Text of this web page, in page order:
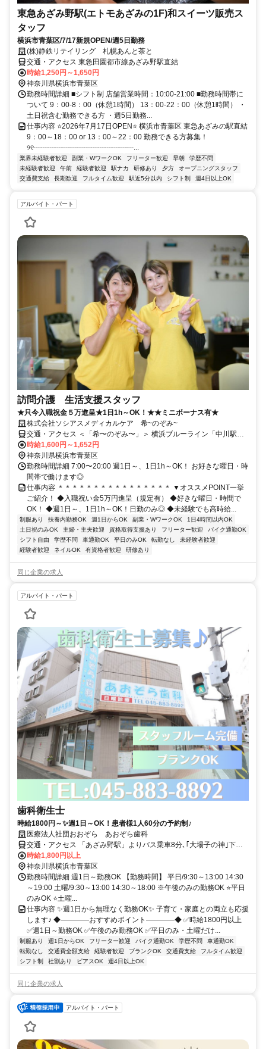
東急あざみ野駅(エトモあざみの1F)和スイーツ販売ス
タッフ
横浜市青葉区/7/17新規OPEN/週5日勤務
(株)静鉄リテイリング 札幌あんと茶と
交通・アクセス 東急田園都市線あざみ野駅直結
時給1,250円～1,650円
神奈川県横浜市青葉区
勤務時間詳細 ■シフト制 店舗営業時間：10:00-21:00 ■勤務時間帯に
ついて 9：00-8：00（休憩1時間） 13：00-22：00（休憩1時間） ・
土日祝含む勤務できる方 ・週5日勤務...
仕事内容 ⭐2026年7月17日OPEN⭐ 横浜市青葉区 東急あざみの駅直結
9：00～18：00 or 13：00～22：00 勤務できる方募集！
୨୧┈┈┈┈┈┈┈┈┈┈┈┈┈┈...
業界未経験者歓迎 副業・WワークOK フリーター歓迎 早朝
学歴不問
未経験者歓迎
午前 経験者歓迎 駅ナカ 研修あり 夕方
オープニングスタッフ
交通費支給
長期歓迎 フルタイム歓迎 駅近5分以内 シフト制 週4日以上OK
アルバイト・パート
訪問介護 生活支援スタッフ
★只今入職祝金５万進呈★1日1h～OK！★★ミニボーナス有★
株式会社ソシアスメディカルケア 希~のぞみ~
交通・アクセス ＜「希〜のぞみ〜」＞ 横浜ブルーライン「中川駅」
より徒歩9分、東急田園都市線「あざみ野駅」より徒歩15分
時給1,600円～1,652円
神奈川県横浜市青葉区
勤務時間詳細 7:00〜20:00 週1日～、1日1h～OK！ お好きな曜日・時
間帯で働けます◎
仕事内容 ＊＊＊＊＊＊＊＊＊＊＊＊＊＊＊＊ ▼オススメPOINT一挙
ご紹介！ ◆入職祝い金5万円進呈（規定有） ◆好きな曜日・時間で
OK！ ◆週1日～、1日1h～OK！日勤のみ◎ ◆未経験でも高時給...
制服あり 扶養内勤務OK 週1日からOK 副業・WワークOK
1日4時間以内OK
土日祝のみOK
主婦・主夫歓迎 資格取得支援あり フリーター歓迎
バイク通勤OK
シフト自由
学歴不問 車通勤OK 平日のみOK 転勤なし
未経験者歓迎
経験者歓迎
ネイルOK 有資格者歓迎 研修あり
同じ企業の求人
アルバイト・パート
歯科衛生士
時給1800円～✨週1日～OK！患者様1人60分の予約制♪
医療法人社団おおぞら あおぞら歯科
交通・アクセス 「あざみ野駅」よりバス乗車8分､｢大場子の神｣下車
スグ
時給1,800円以上
神奈川県横浜市青葉区
勤務時間詳細 週1日～勤務OK 【勤務時間】 平日/9:30～13:00 14:30
～19:00 土曜/9:30～13:00 14:30～18:00 ※午後のみの勤務OK ⭐平日
のみOK ⭐土曜...
仕事内容 ✨週1日から無理なく勤務OK✨ 子育て・家庭との両立も応援
します♪ ◆――――おすすめポイント――――◆ ✅時給1800円以上
✅週1日～勤務OK ✅午後のみ勤務OK ✅平日のみ・土曜だけ...
制服あり 週1日からOK フリーター歓迎 バイク通勤OK 学歴不問
車通勤OK
転勤なし
交通費全額支給 経験者歓迎 ブランクOK 交通費支給
フルタイム歓迎
シフト制
社割あり ピアスOK 週4日以上OK
同じ企業の求人
アルバイト・パート